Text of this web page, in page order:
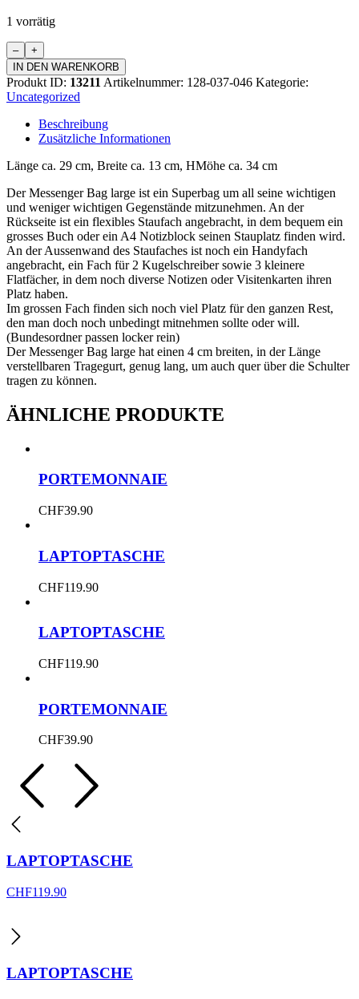
1 vorrätig
Laptoptasche
Menge
IN DEN WARENKORB
Produkt ID: 13211 Artikelnummer: 128-037-046 Kategorie:
Uncategorized
Beschreibung
Zusätzliche Informationen
Länge ca. 29 cm, Breite ca. 13 cm, HMöhe ca. 34 cm
Der Messenger Bag large ist ein Superbag um all seine wichtigen
und weniger wichtigen Gegenstände mitzunehmen. An der
Rückseite ist ein flexibles Staufach angebracht, in dem bequem ein
grosses Buch oder ein A4 Notizblock seinen Stauplatz finden wird.
An der Aussenwand des Staufaches ist noch ein Handyfach
angebracht, ein Fach für 2 Kugelschreiber sowie 3 kleinere
Flatfächer, in dem noch diverse Notizen oder Visitenkarten ihren
Platz haben.
Im grossen Fach finden sich noch viel Platz für den ganzen Rest,
den man doch noch unbedingt mitnehmen sollte oder will.
(Bundesordner passen locker rein)
Der Messenger Bag large hat einen 4 cm breiten, in der Länge
verstellbaren Tragegurt, genug lang, um auch quer über die Schulter
tragen zu können.
ÄHNLICHE PRODUKTE
PORTEMONNAIE
CHF39.90
LAPTOPTASCHE
CHF119.90
LAPTOPTASCHE
CHF119.90
PORTEMONNAIE
CHF39.90
LAPTOPTASCHE
CHF119.90
LAPTOPTASCHE